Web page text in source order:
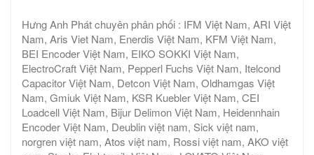
Hưng Anh Phát chuyên phân phối : IFM Việt Nam, ARI Việt
Nam, Aris Viet Nam, Enerdis Việt Nam, KFM Việt Nam,
BEI Encoder Việt Nam, EIKO SOKKI Việt Nam,
ElectroCraft Việt Nam, Pepperl Fuchs Việt Nam, Itelcond
Capacitor Việt Nam, Detcon Việt Nam, Oldhamgas Việt
Nam, Gmiuk Việt Nam, KSR Kuebler Việt Nam, CEI
Loadcell Việt Nam, Bijur Delimon Việt Nam, Heidennhain
Encoder Việt Nam, Deublin việt nam, Sick việt nam,
norgren việt nam, Atos việt nam, Rossi việt nam, AKO việt